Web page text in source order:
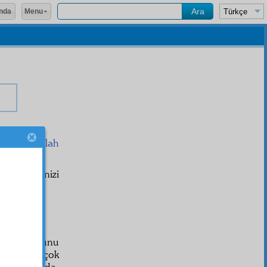
inşaallah
Kadir
lerinizi
mektubunu
tâ çok
Menu